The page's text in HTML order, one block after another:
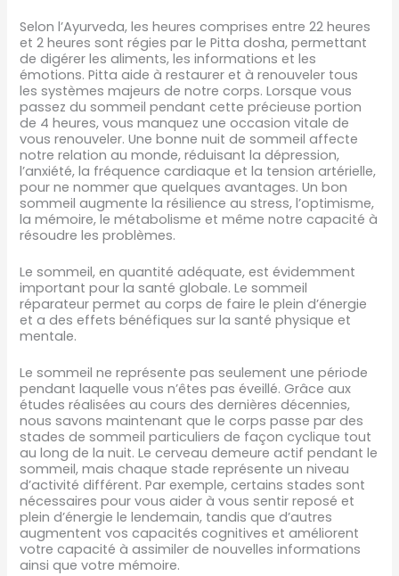
Selon l’Ayurveda, les heures comprises entre 22 heures
et 2 heures sont régies par le Pitta dosha, permettant
de digérer les aliments, les informations et les
émotions. Pitta aide à restaurer et à renouveler tous
les systèmes majeurs de notre corps. Lorsque vous
passez du sommeil pendant cette précieuse portion
de 4 heures, vous manquez une occasion vitale de
vous renouveler. Une bonne nuit de sommeil affecte
notre relation au monde, réduisant la dépression,
l’anxiété, la fréquence cardiaque et la tension artérielle,
pour ne nommer que quelques avantages. Un bon
sommeil augmente la résilience au stress, l’optimisme,
la mémoire, le métabolisme et même notre capacité à
résoudre les problèmes.
Le sommeil, en quantité adéquate, est évidemment
important pour la santé globale. Le sommeil
réparateur permet au corps de faire le plein d’énergie
et a des effets bénéfiques sur la santé physique et
mentale.
Le sommeil ne représente pas seulement une période
pendant laquelle vous n’êtes pas éveillé. Grâce aux
études réalisées au cours des dernières décennies,
nous savons maintenant que le corps passe par des
stades de sommeil particuliers de façon cyclique tout
au long de la nuit. Le cerveau demeure actif pendant le
sommeil, mais chaque stade représente un niveau
d’activité différent. Par exemple, certains stades sont
nécessaires pour vous aider à vous sentir reposé et
plein d’énergie le lendemain, tandis que d’autres
augmentent vos capacités cognitives et améliorent
votre capacité à assimiler de nouvelles informations
ainsi que votre mémoire.